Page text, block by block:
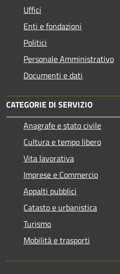
Uffici
Enti e fondazioni
Politici
Personale Amministrativo
Documenti e dati
CATEGORIE DI SERVIZIO
Anagrafe e stato civile
Cultura e tempo libero
Vita lavorativa
Imprese e Commercio
Appalti pubblici
Catasto e urbanistica
Turismo
Mobilità e trasporti